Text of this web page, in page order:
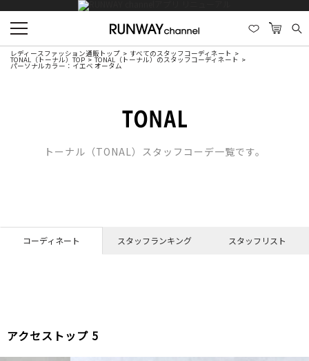
レディースファッション通販トップ すべてのスタッフコーディネート
TONAL（トーナル）TOP TONAL（トーナル）のスタッフコーディネート
パーソナルカラー：イエベ オータム
トーナル（TONAL）スタッフコーデ一覧です。
コーディネート スタッフランキング スタッフリスト
アクセストップ 5